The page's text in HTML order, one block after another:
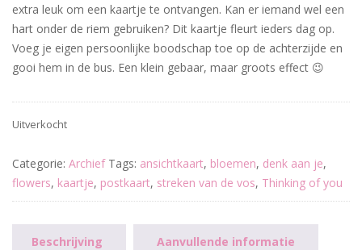
extra leuk om een kaartje te ontvangen. Kan er iemand wel een
hart onder de riem gebruiken? Dit kaartje fleurt ieders dag op.
Voeg je eigen persoonlijke boodschap toe op de achterzijde en
gooi hem in de bus. Een klein gebaar, maar groots effect 😉
Uitverkocht
Categorie: Archief Tags: ansichtkaart, bloemen, denk aan je,
flowers, kaartje, postkaart, streken van de vos, Thinking of you
Beschrijving Aanvullende informatie